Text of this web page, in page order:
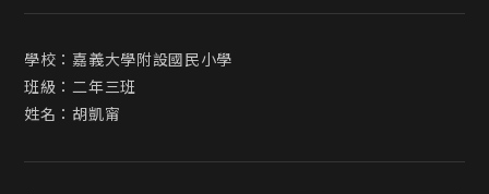
學校：嘉義大學附設國民小學
班級：二年三班
姓名：胡凱甯